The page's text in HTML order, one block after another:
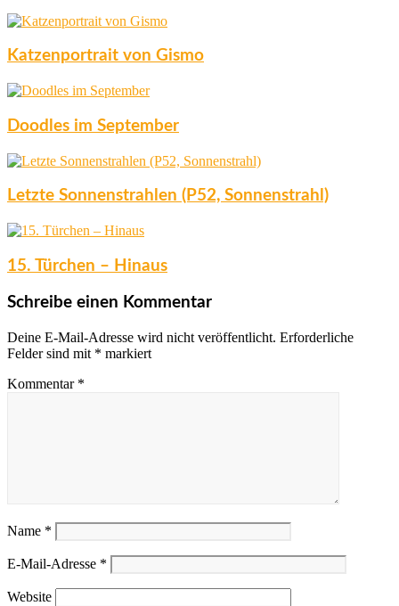
Katzenportrait von Gismo
Doodles im September
Letzte Sonnenstrahlen (P52, Sonnenstrahl)
15. Türchen – Hinaus
Schreibe einen Kommentar
Deine E-Mail-Adresse wird nicht veröffentlicht. Erforderliche
Felder sind mit * markiert
Kommentar *
Name *
E-Mail-Adresse *
Website